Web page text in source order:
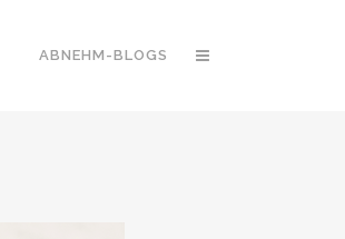
ABNEHM-BLOGS